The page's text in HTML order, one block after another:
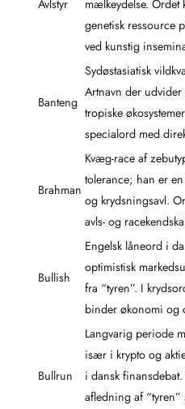
Avlstyr
mælkeydelse. Ordet
genetisk ressource
ved kunstig
Banteng
Sydøstasiatisk
Artnavn der udvider
tropiske
specialord med
Brahman
Kvæg-race af
tolerance; han er
og krydsningsavl.
avls- og
Bullish
Engelsk låneord i
optimistisk
fra “tyren”. I
binder økonomi og
Bullrun
Langvarig periode
især i krypto og
i dansk
afledning af